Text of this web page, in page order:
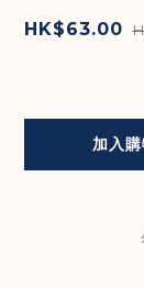
HK$63.00
加入